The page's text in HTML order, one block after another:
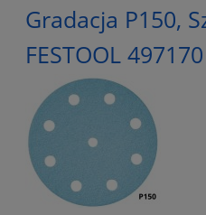
Gradacja P150,
FESTOOL 497170